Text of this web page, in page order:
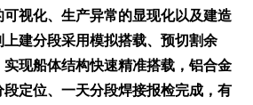
视化、生产异常的显现化以及建造
建分段采用模拟搭载、预切割余
现船体结构快速精准搭载，铝合金
定位、一天分段焊接报检完成，有